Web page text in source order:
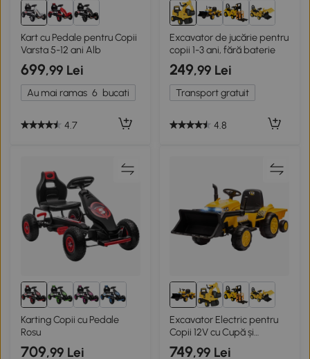
Kart cu Pedale pentru Copii
Varsta 5-12 ani Alb
699,99 Lei
Au mai ramas 6 bucati
4.7
Excavator de jucărie pentru
copii 1-3 ani, fără baterie
249,99 Lei
Transport gratuit
4.8
Karting Copii cu Pedale
Rosu
709,99 Lei
Excavator Electric pentru
Copii 12V cu Cupă și
Telecomandă
749,99 Lei